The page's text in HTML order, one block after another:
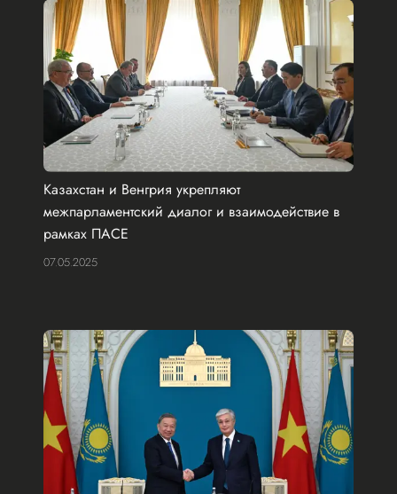
Казахстан и Венгрия укрепляют
межпарламентский диалог и взаимодействие в
рамках ПАСЕ
07.05.2025